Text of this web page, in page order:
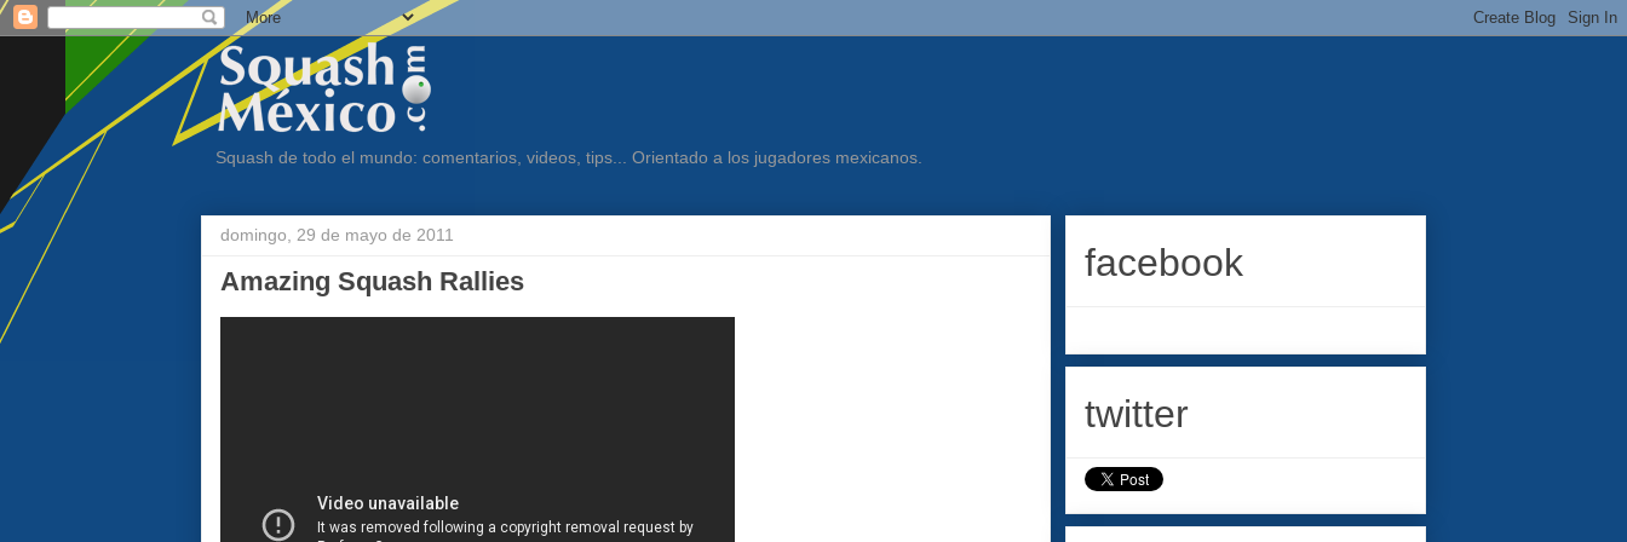
Squash de todo el mundo: comentarios, videos, tips... Orientado a los jugadores mexicanos.
domingo, 29 de mayo de 2011
Amazing Squash Rallies facebook
twitter